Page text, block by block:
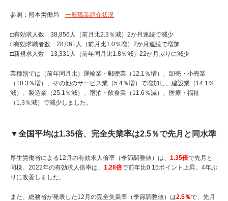
参照：熊本労働局 一般職業紹介状況
□有効求人数 38,856人（前月比2.3％減）2か月連続で減少
□有効求職者数 28,061人（前月比1.0％増）2か月連続で増加
□新規求人数 13,331人（前年同月比1.8％減）22か月ぶりに減少
業種別では（前年同月比）運輸業・郵便業（12.1％増）、卸売・小売業
（10.3％増）、その他のサービス業（5.4％増）で増加し、建設業（14.1％
減）、製造業（25.1％減）、宿泊・飲食業（11.6％減）、医療・福祉
（1.3％減）で減少しました。
▼全国平均は1.35倍、完全失業率は2.5％で先月と同水準
厚生労働省による12月の有効求人倍率（季節調整値）は、 1.35倍で先月と
同様。2022年の有効求人倍率は、 1.28倍で前年比0.15ポイント上昇。4年ぶ
りに改善しました。
また、総務省が発表した12月の完全失業率（季節調整値）は2.5％で、先月